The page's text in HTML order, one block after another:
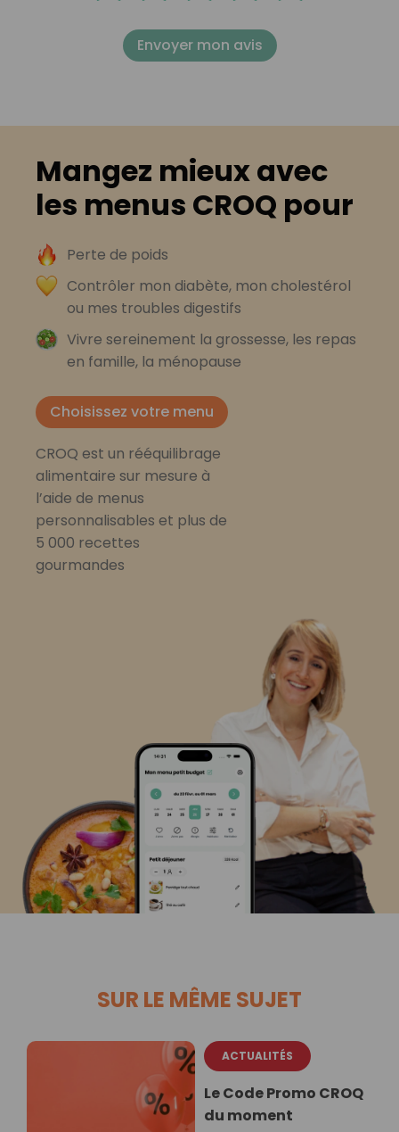
Envoyer mon avis
Mangez mieux avec
les menus CROQ pour
Perte de poids
Contrôler mon diabète, mon cholestérol
ou mes troubles digestifs
Vivre sereinement la grossesse, les repas
en famille, la ménopause
Choisissez votre menu
CROQ est un rééquilibrage
alimentaire sur mesure à
l’aide de menus
personnalisables et plus de
5 000 recettes
gourmandes
SUR LE MÊME SUJET
ACTUALITÉS
Le Code Promo CROQ
du moment